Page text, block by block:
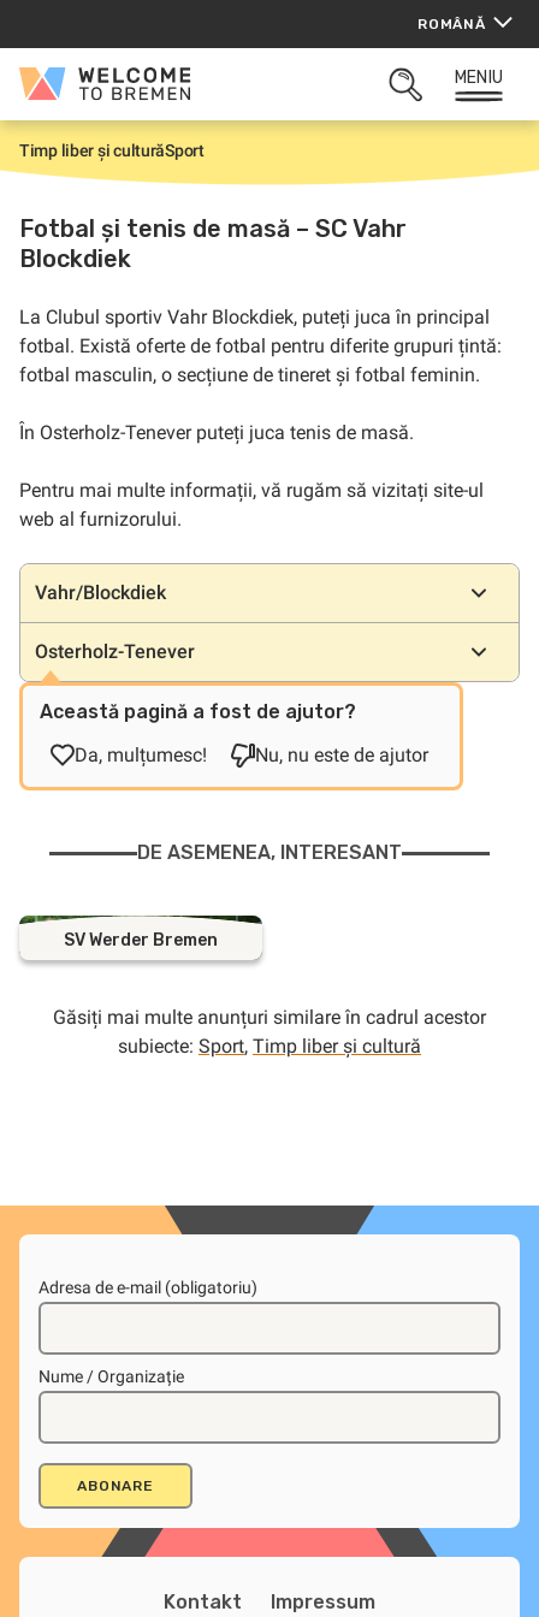
conținut
ROMÂNĂ
Welcome
Bremen
CĂUTARE
MENIU
P
r
m
a
p
i
ă
Timp liber și culturăSport
Fotbal și tenis de masă – SC Vahr
Blockdiek
La Clubul sportiv Vahr Blockdiek, puteți juca în principal
fotbal. Există oferte de fotbal pentru diferite grupuri țintă:
fotbal masculin, o secțiune de tineret și fotbal feminin.
În Osterholz-Tenever puteți juca tenis de masă.
Pentru mai multe informații, vă rugăm să vizitați site-ul
web al furnizorului.
Locații
Vahr/Blockdiek
Osterholz-Tenever
Această pagină a fost de ajutor?
Da, mulțumesc!
Nu, nu este de ajutor
DE ASEMENEA, INTERESANT
SV Werder Bremen
Găsiți mai multe anunțuri similare în cadrul acestor
subiecte: Sport, Timp liber și cultură
Adresa de e-mail (obligatoriu)
Nume / Organizație
Kontakt Impressum